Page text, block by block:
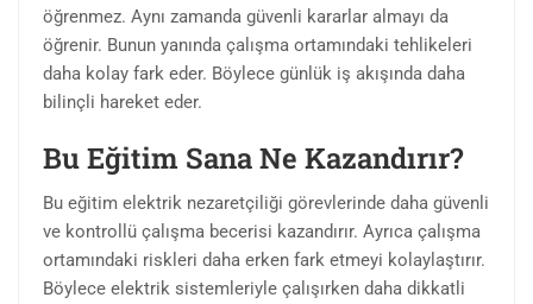
öğrenmez. Aynı zamanda güvenli kararlar almayı da
öğrenir. Bunun yanında çalışma ortamındaki tehlikeleri
daha kolay fark eder. Böylece günlük iş akışında daha
bilinçli hareket eder.
Bu Eğitim Sana Ne Kazandırır?
Bu eğitim elektrik nezaretçiliği görevlerinde daha güvenli
ve kontrollü çalışma becerisi kazandırır. Ayrıca çalışma
ortamındaki riskleri daha erken fark etmeyi kolaylaştırır.
Böylece elektrik sistemleriyle çalışırken daha dikkatli